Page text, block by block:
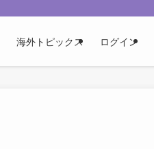
海外トピックス ログイン